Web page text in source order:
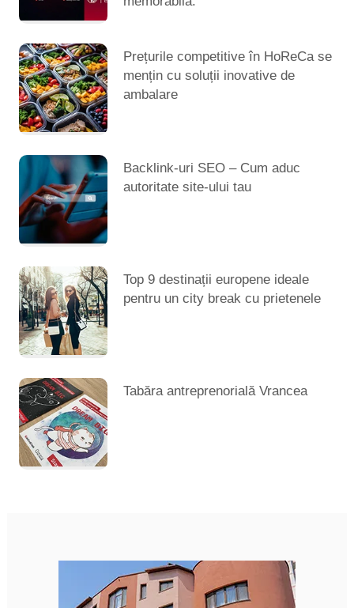
Prețurile competitive în HoReCa se
mențin cu soluții inovative de
ambalare
Backlink-uri SEO – Cum aduc
autoritate site-ului tau
Top 9 destinații europene ideale
pentru un city break cu prietenele
Tabăra antreprenorială Vrancea